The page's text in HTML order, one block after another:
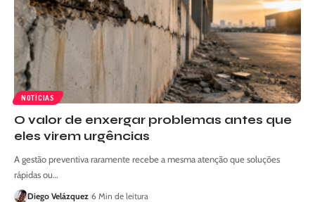
NOTÍCIAS
O valor de enxergar problemas antes que
eles virem urgências
A gestão preventiva raramente recebe a mesma atenção que soluções
rápidas ou…
Diego Velázquez 6 Min de leitura